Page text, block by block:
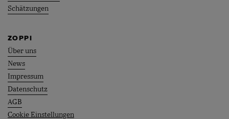
Schätzungen
ZOPPI
Über uns
News
Impressum
Datenschutz
AGB
Cookie Einstellungen